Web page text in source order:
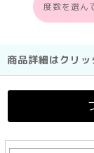
度数を選ん
商品詳細はクリッ